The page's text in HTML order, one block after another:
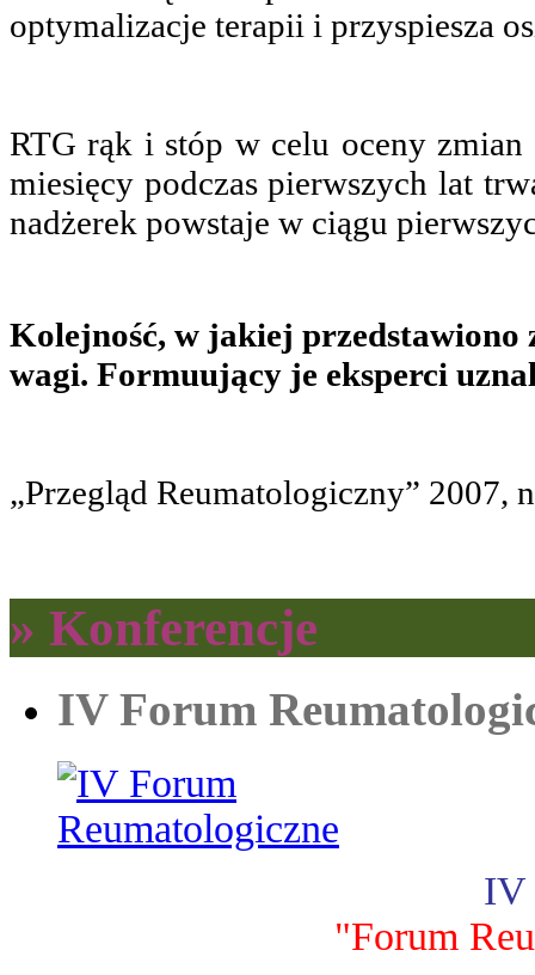
optymalizacje terapii i przyspiesza
RTG rąk i stóp w celu oceny
miesięcy podczas pierwszych lat
nadżerek powstaje w ciągu
Kolejność, w jakiej przedstawiono
wagi. Formuujący je eksperci
„Przegląd Reumatologiczny” 2007,
» Konferencje
IV Forum
IV
"Forum